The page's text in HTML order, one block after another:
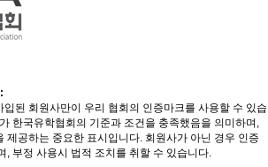
된 회원사만이 우리 협회의 인증마크를 사용할 수 있습
한국유학협회의 기준과 조건을 충족했음을 의미하며,
제공하는 중요한 표시입니다. 회원사가 아닌 경우 인증
, 부정 사용시 법적 조치를 취할 수 있습니다.